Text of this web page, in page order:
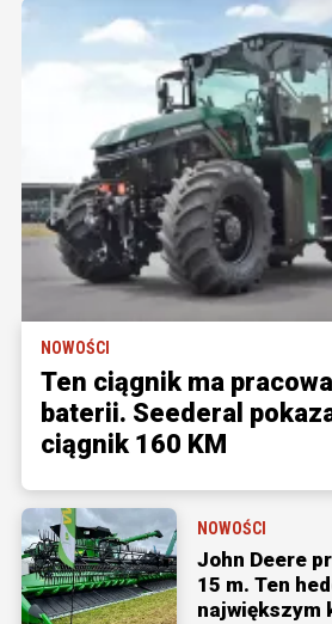
NOWOŚCI
Ten ciągnik ma
baterii. Seederal
ciągnik 160 KM
NOWOŚCI
John Deere
15 m. Ten
największym